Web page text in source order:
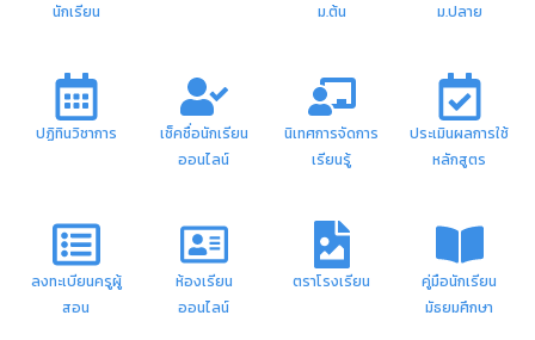
นักเรียน
ม.ต้น
ม.ปลาย
ปฏิทินวิชาการ
เช็คชื่อนักเรียน
ออนไลน์
นิเทศการจัดการ
เรียนรู้
ประเมินผลการใช้
หลักสูตร
ลงทะเบียนครูผู้
สอน
ห้องเรียน
ออนไลน์
ตราโรงเรียน
คู่มือนักเรียน
มัธยมศึกษา